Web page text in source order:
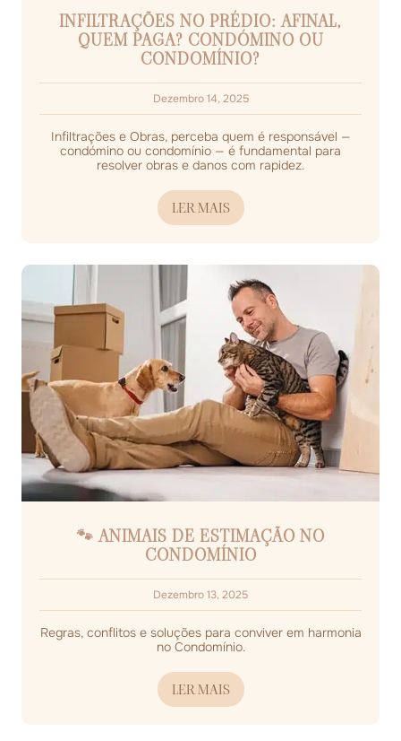
INFILTRAÇÕES NO PRÉDIO: AFINAL,
QUEM PAGA? CONDÓMINO OU
CONDOMÍNIO?
Dezembro 14, 2025
Infiltrações e Obras, perceba quem é responsável —
condómino ou condomínio — é fundamental para
resolver obras e danos com rapidez.
LER MAIS
🐾 ANIMAIS DE ESTIMAÇÃO NO
CONDOMÍNIO
Dezembro 13, 2025
Regras, conflitos e soluções para conviver em harmonia
no Condomínio.
LER MAIS